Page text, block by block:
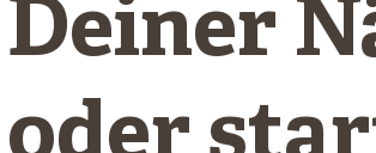
Deiner